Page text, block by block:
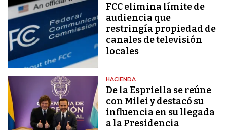
FCC elimina límite de
audiencia que
restringía propiedad de
canales de televisión
locales
HACIENDA
De la Espriella se reúne
con Milei y destacó su
influencia en su llegada
a la Presidencia